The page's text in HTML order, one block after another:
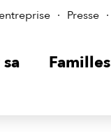
Presse
Familles